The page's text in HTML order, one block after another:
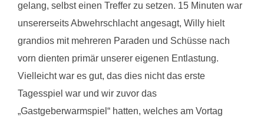
gelang, selbst einen Treffer zu setzen. 15 Minuten war
unsererseits Abwehrschlacht angesagt, Willy hielt
grandios mit mehreren Paraden und Schüsse nach
vorn dienten primär unserer eigenen Entlastung.
Vielleicht war es gut, das dies nicht das erste
Tagesspiel war und wir zuvor das
„Gastgeberwarmspiel“ hatten, welches am Vortag